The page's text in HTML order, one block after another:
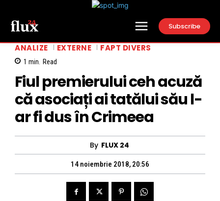
Subscribe
ANALIZE EXTERNE FAPT DIVERS
1 min. Read
Fiul premierului ceh acuză
că asociați ai tatălui său l-
ar fi dus în Crimeea
By FLUX 24
14 noiembrie 2018, 20:56